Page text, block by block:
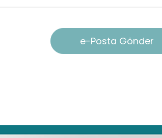
e-Posta Gönder